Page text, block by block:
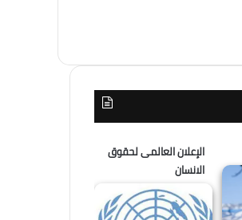
الإعلان العالمى لحقوق
الانسان